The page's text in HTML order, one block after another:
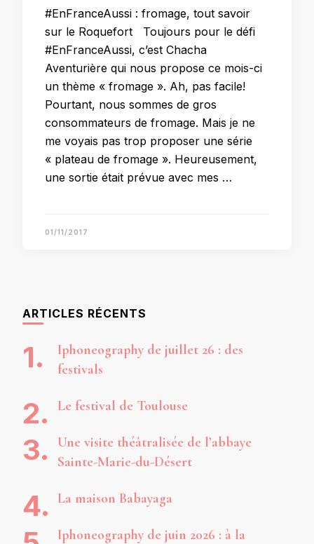
#EnFranceAussi : fromage, tout savoir
sur le Roquefort Toujours pour le défi
#EnFranceAussi, c’est Chacha
Aventurière qui nous propose ce mois-ci
un thème « fromage ». Ah, pas facile!
Pourtant, nous sommes de gros
consommateurs de fromage. Mais je ne
me voyais pas trop proposer une série
« plateau de fromage ». Heureusement,
une sortie était prévue avec mes …
01/11/2017
ARTICLES RÉCENTS
Iphoneography de juillet 26 : des
festivals
Le festival de Toulouse
Une visite théâtralisée de l’abbaye
Sainte-Marie-du-Désert
La maison Babayaga
Iphoneography de juin 2026 : à la